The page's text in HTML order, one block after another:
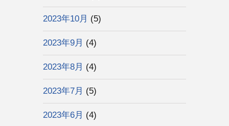
2023年10月 (5)
2023年9月 (4)
2023年8月 (4)
2023年7月 (5)
2023年6月 (4)